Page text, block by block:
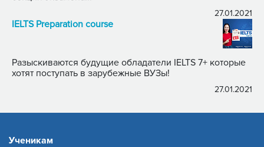
27.01.2021
IELTS Preparation course
Разыскиваются будущие обладатели IELTS 7+ которые
хотят поступать в зарубежные ВУЗы!
27.01.2021
Ученикам